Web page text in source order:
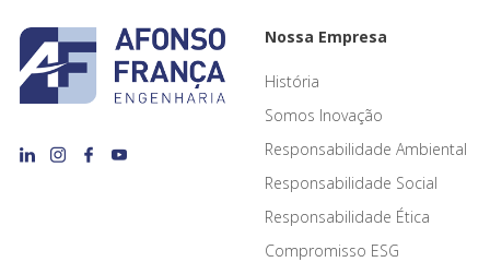
Nossa Empresa
História
Somos Inovação
Responsabilidade Ambiental
Responsabilidade Social
Responsabilidade Ética
Compromisso ESG